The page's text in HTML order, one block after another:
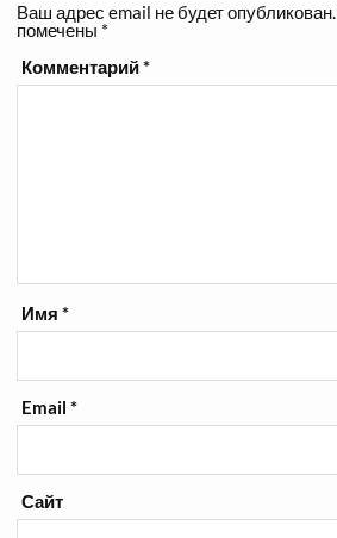
Ваш адрес email не будет опубликован.
помечены *
Комментарий*
Имя*
Email*
Сайт